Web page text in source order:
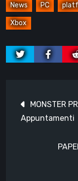
News PC
Xbox
articoli
MONSTER
Appuntamenti